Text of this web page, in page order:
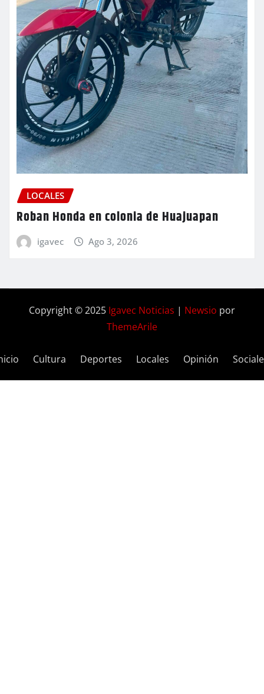
LOCALES
Roban Honda en colonia de Huajuapan
igavec Ago 3, 2026
Copyright © 2025 Igavec Noticias | Newsio por
ThemeArile
Cultura Deportes Locales Opinión